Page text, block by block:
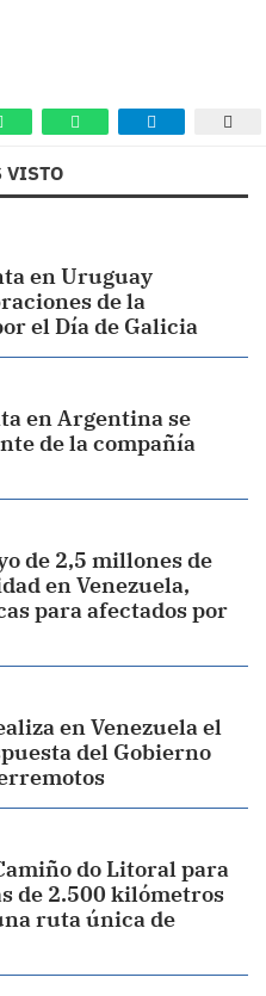
VISTO
en Uruguay
de la
el Día de Galicia
en Argentina se
de la compañía
de 2,5 millones de
en Venezuela,
para afectados por
en Venezuela el
del Gobierno
do Litoral para
de 2.500 kilómetros
ruta única de